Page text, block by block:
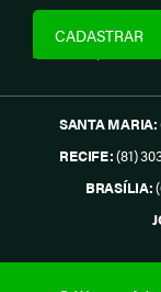
Assine e fique
SANTA MARIA:
RECIFE:(81)
BRASÍLIA: